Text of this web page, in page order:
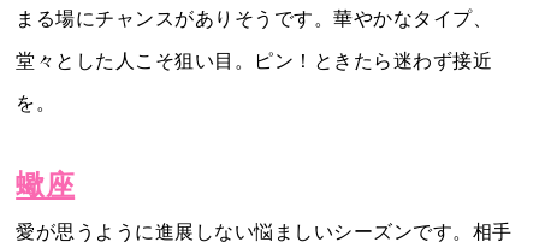
まる場にチャンスがありそうです。華やかなタイプ、
堂々とした人こそ狙い目。ピン！ときたら迷わず接近
を。
蠍座
愛が思うように進展しない悩ましいシーズンです。相手